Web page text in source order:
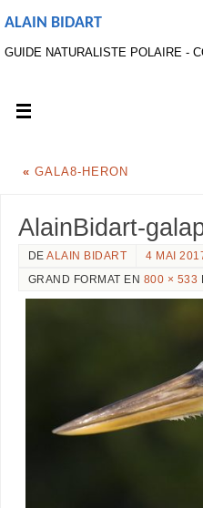
ALAIN BIDART
GUIDE NATURALISTE POLAIRE -
« GALA8-HERON
AlainBidart-
DEALAIN BIDART
4 MAI
GRAND FORMAT EN 800 × 533